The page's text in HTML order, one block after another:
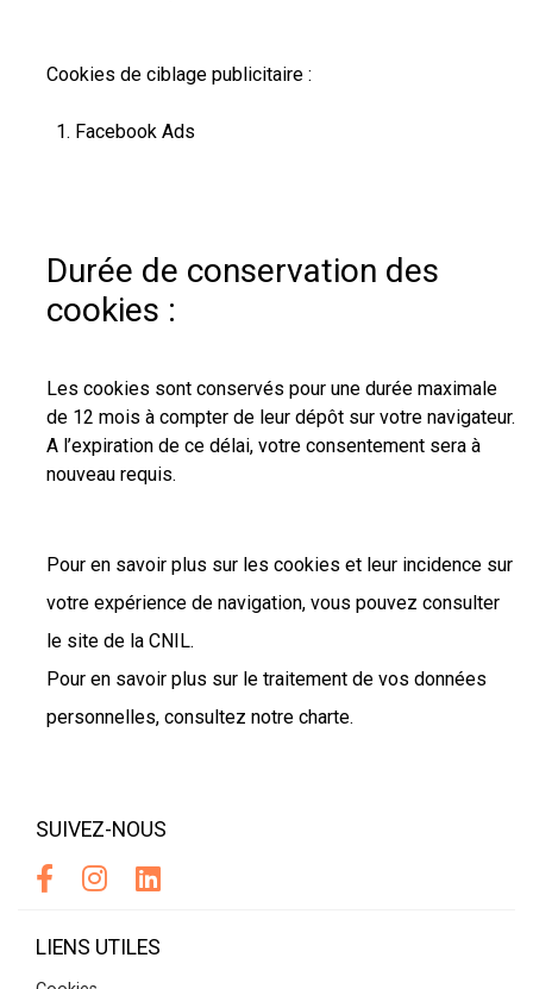
Cookies de ciblage publicitaire :
Facebook Ads
Durée de conservation des
cookies :
Les cookies sont conservés pour une durée maximale
de 12 mois à compter de leur dépôt sur votre navigateur.
A l’expiration de ce délai, votre consentement sera à
nouveau requis.
Pour en savoir plus sur les cookies et leur incidence sur
votre expérience de navigation, vous pouvez consulter
le site de la CNIL.
Pour en savoir plus sur le traitement de vos données
personnelles, consultez notre charte.
SUIVEZ-NOUS
LIENS UTILES